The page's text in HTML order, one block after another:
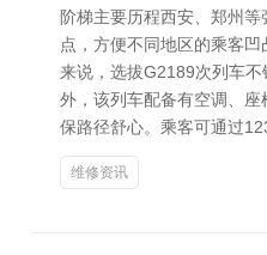
阶梯主要历程西安、郑州
点，方便不同地区的乘客
来说，选拔G2189次列车
外，该列车配备有空调、
保路径舒心。乘客可通过
维修资讯